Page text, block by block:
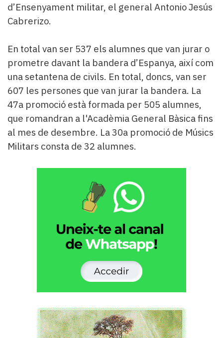
d’Ensenyament militar, el general Antonio Jesús
Cabrerizo.
En total van ser 537 els alumnes que van jurar o
prometre davant la bandera d’Espanya, així com
una setantena de civils. En total, doncs, van ser
607 les persones que van jurar la bandera. La
47a promoció està formada per 505 alumnes,
que romandran a l'Acadèmia General Bàsica fins
al mes de desembre. La 30a promoció de Músics
Militars consta de 32 alumnes.